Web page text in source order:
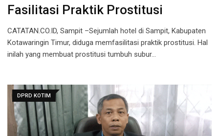
Fasilitasi Praktik Prostitusi
CATATAN.CO.ID, Sampit –Sejumlah hotel di Sampit, Kabupaten
Kotawaringin Timur, diduga memfasilitasi praktik prostitusi. Hal
inilah yang membuat prostitusi tumbuh subur…
DPRD KOTIM